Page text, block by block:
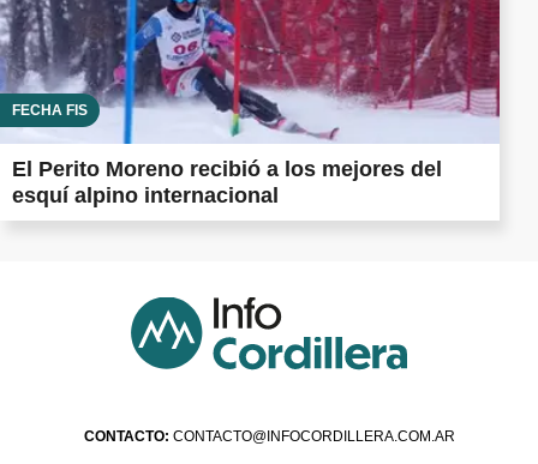
FECHA FIS
El Perito Moreno recibió a los mejores del
esquí alpino internacional
CONTACTO: CONTACTO@INFOCORDILLERA.COM.AR